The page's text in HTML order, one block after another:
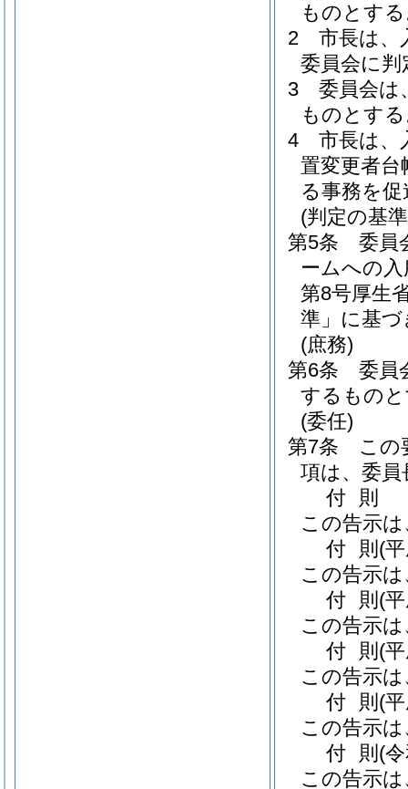
ものとす
2
市長は、
委員会に
3
委員会は
ものとす
4
市長は、
置変更者台
る事務を
(判定の基
第5条
委員
ームへの
第8号厚生
準」に基
(庶務)
第6条
委員
するもの
(委任)
第7条
この
項は、委
付 則
この告示
付 則 (
この告示
付 則 (
この告示
付 則 (
この告示
付 則 (
この告示
付 則 (
この告示